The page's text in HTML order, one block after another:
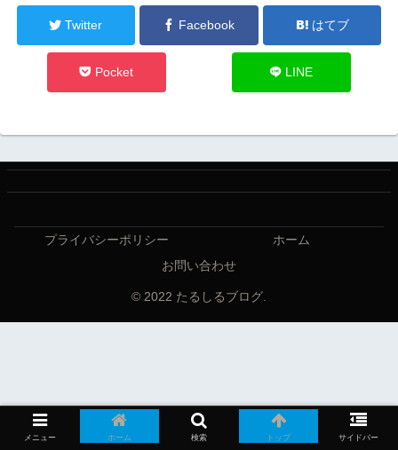
Twitter Facebook はてブ
Pocket LINE
プライバシーポリシー
ホーム
お問い合わせ
© 2022 たるしるブログ.
メニュー ホーム 検索 トップ サイドバー